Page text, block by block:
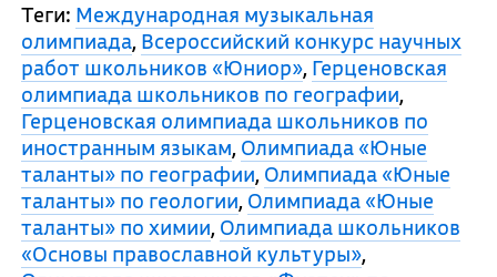
Теги: Международная музыкальная
олимпиада, Всероссийский конкурс научных
работ школьников «Юниор», Герценовская
олимпиада школьников по географии,
Герценовская олимпиада школьников по
иностранным языкам, Олимпиада «Юные
таланты» по географии, Олимпиада «Юные
таланты» по геологии, Олимпиада «Юные
таланты» по химии, Олимпиада школьников
«Основы православной культуры»,